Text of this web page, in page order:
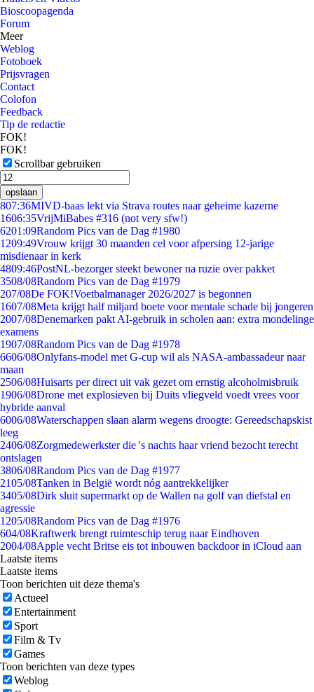
Bioscoopagenda
Forum
Meer
Weblog
Fotoboek
Prijsvragen
Contact
Colofon
Feedback
Tip de redactie
FOK!
FOK!
Scrollbar gebruiken
opslaan
807:36MIVD-baas lekt via Strava routes naar geheime kazerne
1606:35VrijMiBabes #316 (not very sfw!)
6201:09Random Pics van de Dag #1980
1209:49Vrouw krijgt 30 maanden cel voor afpersing 12-jarige
misdienaar in kerk
4809:46PostNL-bezorger steekt bewoner na ruzie over pakket
3508/08Random Pics van de Dag #1979
207/08De FOK!Voetbalmanager 2026/2027 is begonnen
1607/08Meta krijgt half miljard boete voor mentale schade bij jongeren
2007/08Denemarken pakt AI-gebruik in scholen aan: extra mondelinge
examens
1907/08Random Pics van de Dag #1978
6606/08Onlyfans-model met G-cup wil als NASA-ambassadeur naar
maan
2506/08Huisarts per direct uit vak gezet om ernstig alcoholmisbruik
1906/08Drone met explosieven bij Duits vliegveld voedt vrees voor
hybride aanval
6006/08Waterschappen slaan alarm wegens droogte: Gereedschapskist
leeg
2406/08Zorgmedewerkster die 's nachts haar vriend bezocht terecht
ontslagen
3806/08Random Pics van de Dag #1977
2105/08Tanken in België wordt nóg aantrekkelijker
3405/08Dirk sluit supermarkt op de Wallen na golf van diefstal en
agressie
1205/08Random Pics van de Dag #1976
604/08Kraftwerk brengt ruimteschip terug naar Eindhoven
2004/08Apple vecht Britse eis tot inbouwen backdoor in iCloud aan
Laatste items
Laatste items
Toon berichten uit deze thema's
Actueel
Entertainment
Sport
Film & Tv
Games
Toon berichten van deze types
Weblog